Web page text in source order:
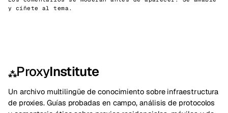
y cíñete al tema.
⁂ProxyInstitute
Un archivo multilingüe de conocimiento sobre infraestructura
de proxies. Guías probadas en campo, análisis de protocolos